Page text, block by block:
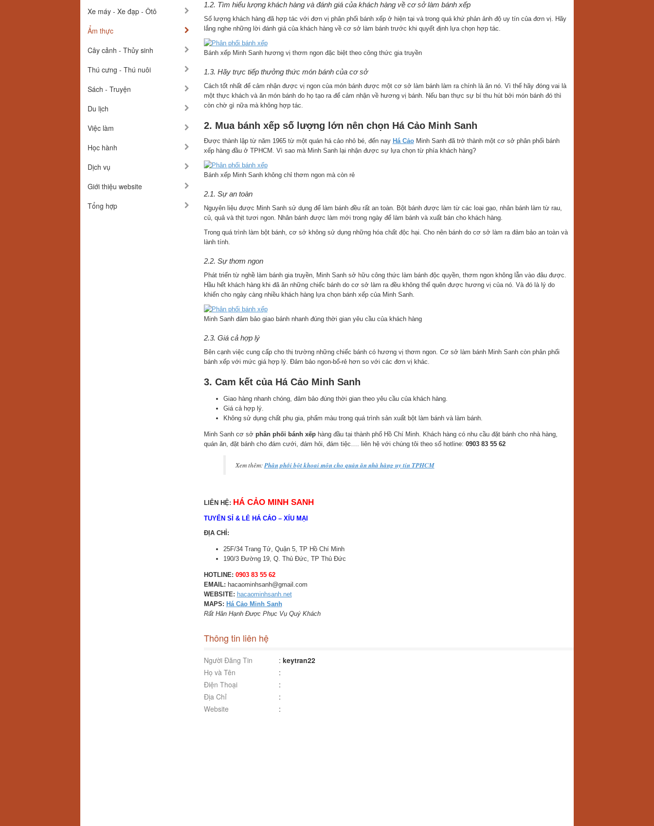
Xe máy - Xe đạp - Ôtô
Ẩm thực
Cây cảnh - Thủy sinh
Thú cưng - Thú nuôi
Sách - Truyện
Du lịch
Việc làm
Học hành
Dịch vụ
Giới thiệu website
Tổng hợp
1.2. Tìm hiểu lượng khách hàng và đánh giá của khách hàng về cơ sở làm bánh xếp
Số lượng khách hàng đã hợp tác với đơn vị phân phối bánh xếp ở hiện tại và trong quá khứ phản ảnh độ uy tín của đơn vị. Hãy
lắng nghe những lời đánh giá của khách hàng về cơ sở làm bánh trước khi quyết định lựa chọn hợp tác.
Bánh xếp Minh Sanh hương vị thơm ngon đặc biệt theo công thức gia truyền
1.3. Hãy trực tiếp thưởng thức món bánh của cơ sở
Cách tốt nhất để cảm nhận được vị ngon của món bánh được một cơ sở làm bánh làm ra chính là ăn nó. Vì thế hãy đóng vai là
một thực khách và ăn món bánh do họ tạo ra để cảm nhận về hương vị bánh. Nếu bạn thực sự bí thu hút bởi món bánh đó thì
còn chờ gì nữa mà không hợp tác.
2. Mua bánh xếp số lượng lớn nên chọn Há Cảo Minh Sanh
Được thành lập từ năm 1965 từ một quán há cảo nhỏ bé, đến nay Há CảoMinh Sanh đã trở thành một cơ sở phân phối bánh
xếp hàng đầu ở TPHCM. Vì sao mà Minh Sanh lại nhận được sự lựa chọn từ phía khách hàng?
Bánh xếp Minh Sanh không chỉ thơm ngon mà còn rẻ
2.1. Sự an toàn
Nguyên liệu được Minh Sanh sử dụng để làm bánh đều rất an toàn. Bột bánh được làm từ các loại gạo, nhân bánh làm từ rau,
củ, quả và thịt tươi ngon. Nhân bánh được làm mới trong ngày để làm bánh và xuất bán cho khách hàng.
Trong quá trình làm bột bánh, cơ sở không sử dụng những hóa chất độc hại. Cho nên bánh do cơ sở làm ra đảm bảo an toàn và
lành tính.
2.2. Sự thơm ngon
Phát triển từ nghề làm bánh gia truyền, Minh Sanh sở hữu công thức làm bánh độc quyền, thơm ngon không lẫn vào đâu được.
Hầu hết khách hàng khi đã ăn những chiếc bánh do cơ sở làm ra đều không thể quên được hương vị của nó. Và đó là lý do
khiến cho ngày càng nhiều khách hàng lựa chọn bánh xếp của Minh Sanh.
Minh Sanh đảm bảo giao bánh nhanh đúng thời gian yêu cầu của khách hàng
2.3. Giá cả hợp lý
Bên cạnh việc cung cấp cho thị trường những chiếc bánh có hương vị thơm ngon. Cơ sở làm bánh Minh Sanh còn phân phối
bánh xếp với mức giá hợp lý. Đảm bảo ngon-bổ-rẻ hơn so với các đơn vị khác.
3. Cam kết của Há Cảo Minh Sanh
Giao hàng nhanh chóng, đảm bảo đúng thời gian theo yêu cầu của khách hàng.
Giá cả hợp lý.
Không sử dụng chất phụ gia, phẩm màu trong quá trình sản xuất bột làm bánh và làm bánh.
Minh Sanh cơ sở phân phối bánh xếphàng đầu tại thành phố Hồ Chí Minh. Khách hàng có nhu cầu đặt bánh cho nhà hàng,
quán ăn, đặt bánh cho đám cưới, đám hỏi, đám tiệc…. liên hệ với chúng tôi theo số hotline: 0903 83 55 62
Xem thêm:Phân phối bột khoai môn cho quán ăn nhà hàng uy tín TPHCM
LIÊN HỆ: HÁ CẢO MINH SANH
TUYỂN SỈ & LẺ HÁ CẢO – XÍU MẠI
ĐỊA CHỈ:
25F/34 Trang Tử, Quận 5, TP Hồ Chí Minh
190/3 Đường 19, Q. Thủ Đức, TP Thủ Đức
HOTLINE: 0903 83 55 62
EMAIL: hacaominhsanh@gmail.com
WEBSITE: hacaominhsanh.net
MAPS: Há Cảo Minh Sanh
Rất Hân Hạnh Được Phục Vụ Quý Khách
Thông tin liên hệ
Người Đăng Tin : keytran22
Họ và Tên
:
Điện Thoại
:
Địa Chỉ
:
Website
: